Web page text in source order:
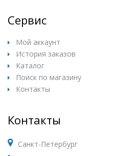
Сервис
Мой аккаунт
История заказов
Каталог
Поиск по магазину
Контакты
Контакты
Санкт-Петербург